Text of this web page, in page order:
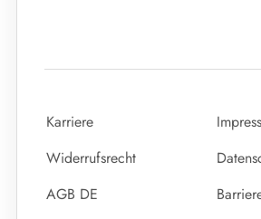
Karriere
Widerrufsrecht
AGB DE